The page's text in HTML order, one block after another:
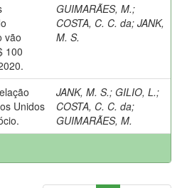
vão
100
GUIMARÃES, M.;
COSTA, C. C. da; JANK,
M. S.
Unidos
JANK, M. S.; GILIO, L.;
COSTA, C. C. da;
GUIMARÃES, M.